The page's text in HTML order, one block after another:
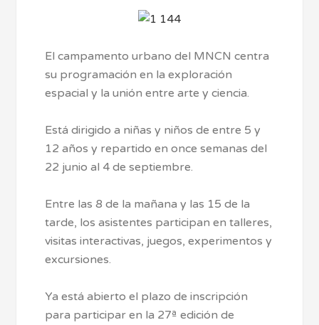
El campamento urbano del MNCN centra
su programación en la exploración
espacial y la unión entre arte y ciencia.
Está dirigido a niñas y niños de entre 5 y
12 años y repartido en once semanas del
22 junio al 4 de septiembre.
Entre las 8 de la mañana y las 15 de la
tarde, los asistentes participan en talleres,
visitas interactivas, juegos, experimentos y
excursiones.
Ya está abierto el plazo de inscripción
para participar en la 27ª edición de